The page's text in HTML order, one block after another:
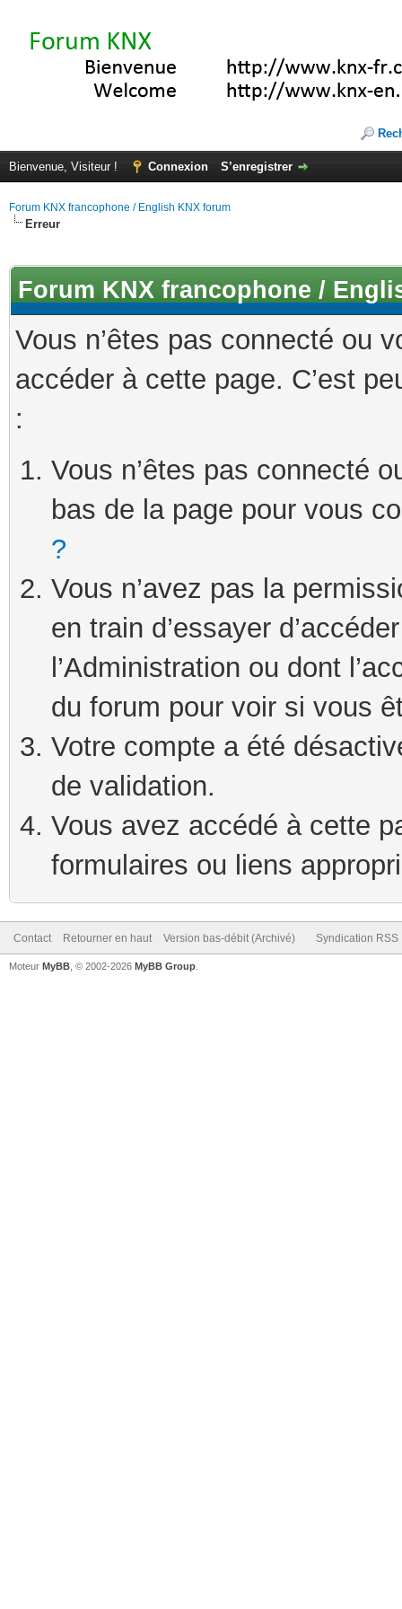
Bienvenue, Visiteur ! Connexion S’enregistrer
Forum KNX francophone / English KNX forum
Erreur
Forum KNX francophone /
Vous n’êtes pas connecté ou
accéder à cette page. C’est
:
Vous n’êtes pas connecté
bas de la page pour vous
?
Vous n’avez pas la
en train d’essayer
l’Administration ou dont
du forum pour voir si vous
Votre compte a été
de validation.
Vous avez accédé à cette
formulaires ou liens
Contact Retourner en haut Version bas-débit (Archivé) Syndication RSS
Moteur MyBB , © 2002-2026 MyBB Group